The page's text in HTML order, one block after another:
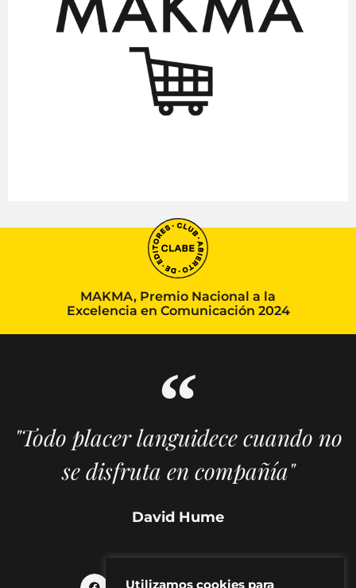
MAKMA, Premio Nacional a la
Excelencia en Comunicación 2024
"Todo placer languidece cuando no
se disfruta en compañía"
David Hume
Utilizamos cookies para